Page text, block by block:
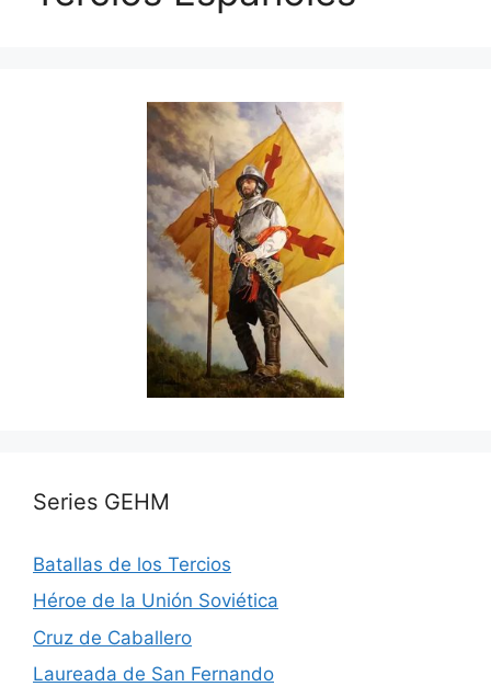
Series GEHM
Batallas de los Tercios
Héroe de la Unión Soviética
Cruz de Caballero
Laureada de San Fernando